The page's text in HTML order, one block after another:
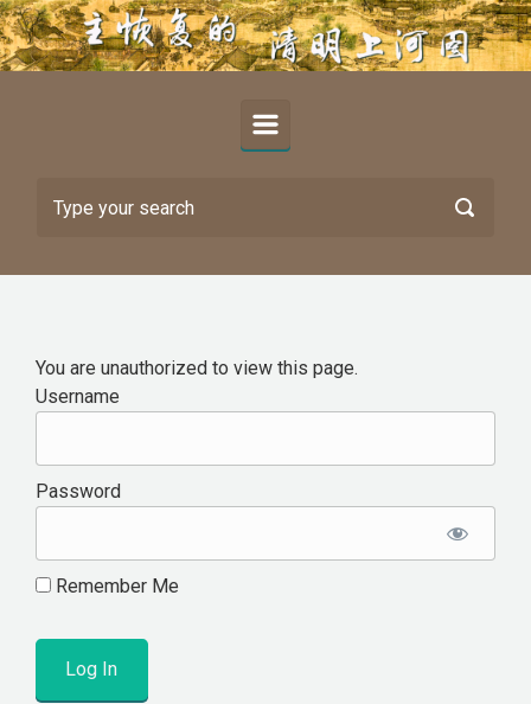
Skip to main content
You are unauthorized to view this page.
Username
Password
Remember Me